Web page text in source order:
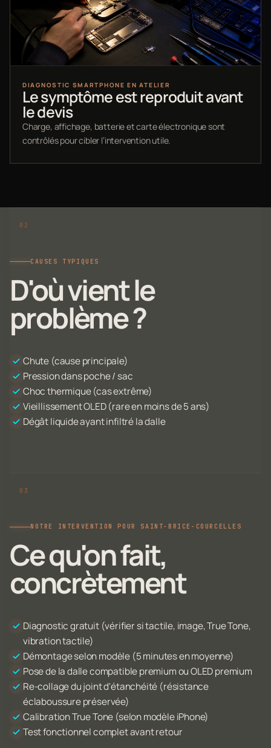
DIAGNOSTIC SMARTPHONE EN ATELIER
Le symptôme est reproduit avant
le devis
Charge, affichage, batterie et carte électronique sont
contrôlés pour cibler l’intervention utile.
CAUSES TYPIQUES
D'où vient le
problème ?
Chute (cause principale)
Pression dans poche / sac
Choc thermique (cas extrême)
Vieillissement OLED (rare en moins de 5 ans)
Dégât liquide ayant infiltré la dalle
NOTRE INTERVENTION POUR SAINT-BRICE-COURCELLES
Ce qu'on fait,
concrètement
Diagnostic gratuit (vérifier si tactile, image, True Tone,
vibration tactile)
Démontage selon modèle (5 minutes en moyenne)
Pose de la dalle compatible premium ou OLED premium
Re-collage du joint d'étanchéité (résistance
éclaboussure préservée)
Calibration True Tone (selon modèle iPhone)
Test fonctionnel complet avant retour